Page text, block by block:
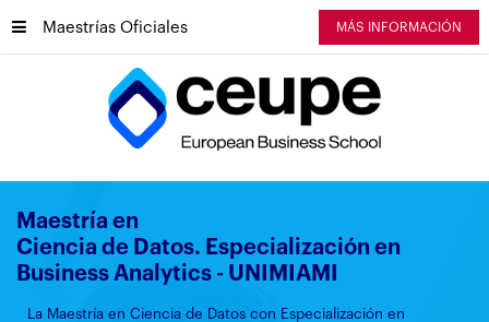
Maestrías Oficiales MÁS INFORMACIÓN
Maestría en
Ciencia de Datos. Especialización en
Business Analytics - UNIMIAMI
La Maestría en Ciencia de Datos con Especialización en